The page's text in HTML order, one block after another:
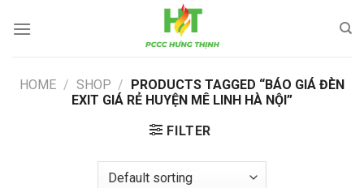
HOME / SHOP / PRODUCTS TAGGED “BÁO GIÁ ĐÈN
EXIT GIÁ RẺ HUYỆN MÊ LINH HÀ NỘI”
FILTER